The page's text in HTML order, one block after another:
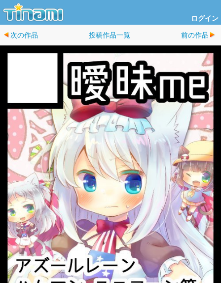
ログイン
次の作品 投稿作品一覧 前の作品